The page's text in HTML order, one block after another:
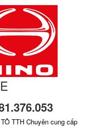
TTH Chuyên cung cấp